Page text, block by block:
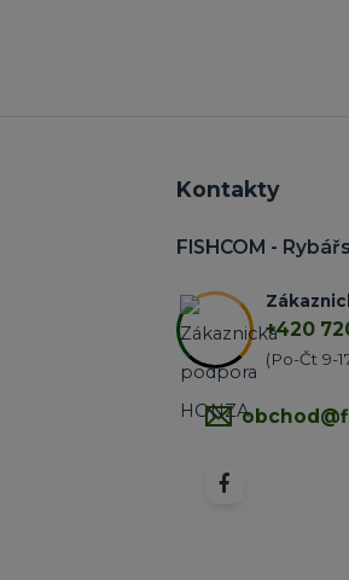
Kontakty
FISHCOM -
+420
(Po-Čt 9-